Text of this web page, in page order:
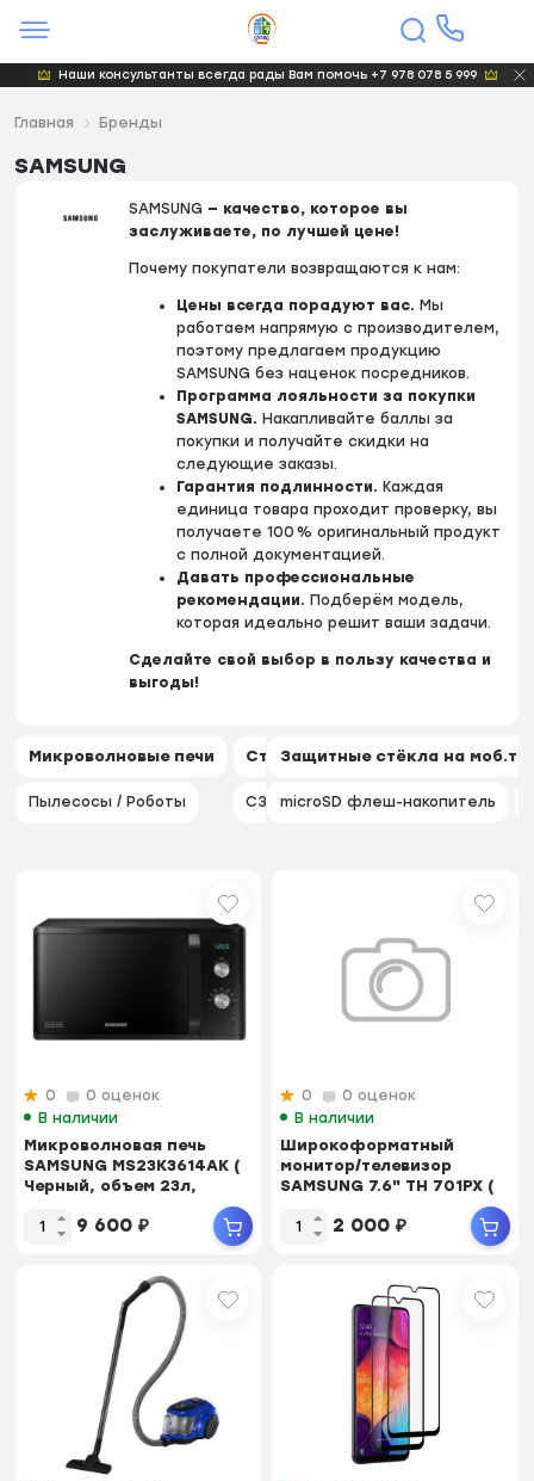
Наши консультанты всегда рады Вам помочь +7 978 078 5 999
Главная Бренды
SAMSUNG
SAMSUNG — качество, которое вы
заслуживаете, по лучшей цене!
Почему покупатели возвращаются к нам:
Цены всегда порадуют вас. Мы
работаем напрямую с производителем,
поэтому предлагаем продукцию
SAMSUNG без наценок посредников.
Программа лояльности за покупки
SAMSUNG. Накапливайте баллы за
покупки и получайте скидки на
следующие заказы.
Гарантия подлинности. Каждая
единица товара проходит проверку, вы
получаете 100 % оригинальный продукт
с полной документацией.
Давать профессиональные
рекомендации. Подберём модель,
которая идеально решит ваши задачи.
Сделайте свой выбор в пользу качества и
выгоды!
Микроволновые печи
Пылесосы / Роботы
Стиральные машинки /
СЗУ
Защитные стёкла на
microSD флеш-накопитель
0
0 оценок
В наличии
Микроволновая печь
SAMSUNG MS23K3614AK (
Черный, объем 23л,
9 600 ₽
0
0 оценок
В наличии
Широкоформатный
монитор/телевизор
SAMSUNG 7.6" TH 701PX (
2 000 ₽